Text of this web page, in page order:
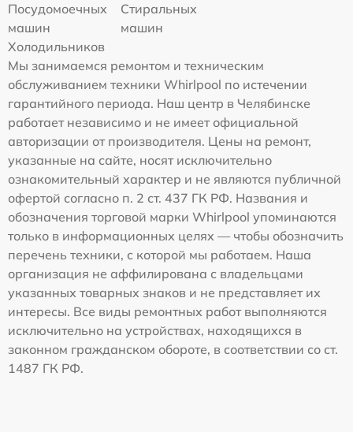
Посудомоечных
машин
Стиральных
машин
Холодильников
Мы занимаемся ремонтом и техническим
обслуживанием техники Whirlpool по истечении
гарантийного периода. Наш центр в Челябинске
работает независимо и не имеет официальной
авторизации от производителя. Цены на ремонт,
указанные на сайте, носят исключительно
ознакомительный характер и не являются публичной
офертой согласно п. 2 ст. 437 ГК РФ. Названия и
обозначения торговой марки Whirlpool упоминаются
только в информационных целях — чтобы обозначить
перечень техники, с которой мы работаем. Наша
организация не аффилирована с владельцами
указанных товарных знаков и не представляет их
интересы. Все виды ремонтных работ выполняются
исключительно на устройствах, находящихся в
законном гражданском обороте, в соответствии со ст.
1487 ГК РФ.